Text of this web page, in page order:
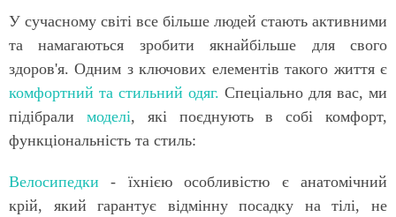
далі →
У сучасному світі все більше людей стають активними
та намагаються зробити якнайбільше для свого
здоров'я. Одним з ключових елементів такого життя є
комфортний та стильний одяг. Спеціально для вас, ми
підібрали моделі, які поєднують в собі комфорт,
функціональність та стиль:
Велосипедки - їхнією особливістю є анатомічний
крій, який гарантує відмінну посадку на тілі, не